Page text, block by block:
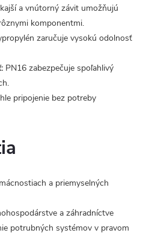
a vnútorný závit umožňujú
komponentmi.
zaručuje vysokú odolnosť
PN16 zabezpečuje spoľahlivý
pripojenie bez potreby
a priemyselných
a záhradníctve
potrubných systémov v pravom